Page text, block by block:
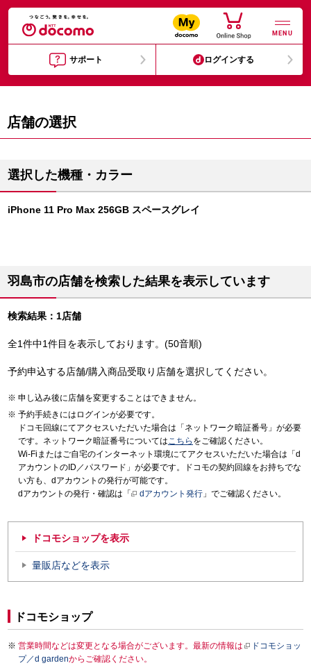
MENU
サポート ログインする
店舗の選択
選択した機種・カラー
iPhone 11 Pro Max 256GB スペースグレイ
羽島市の店舗を検索した結果を表示しています
検索結果：1店舗
全1件中1件目を表示しております。(50音順)
予約申込する店舗/購入商品受取り店舗を選択してください。
申し込み後に店舗を変更することはできません。
予約手続きにはログインが必要です。
ドコモ回線にてアクセスいただいた場合は「ネットワーク暗証番号」が必要
です。ネットワーク暗証番号についてはこちら をご確認ください。
Wi-Fiまたはご自宅のインターネット環境にてアクセスいただいた場合は「d
アカウントのID／パスワード」が必要です。ドコモの契約回線をお持ちでな
い方も、dアカウントの発行が可能です。
dアカウントの発行・確認は「
dアカウント発行 」でご確認ください。
ドコモショップを表示
量販店などを表示
ドコモショップ
営業時間などは変更となる場合がございます。最新の情報は
ドコモショッ
プ／d gardenからご確認ください。